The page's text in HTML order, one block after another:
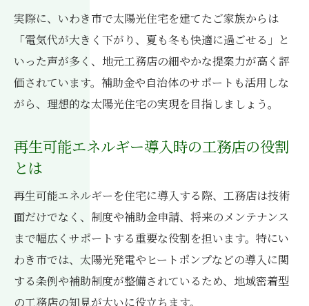
実際に、いわき市で太陽光住宅を建てたご家族からは
「電気代が大きく下がり、夏も冬も快適に過ごせる」と
いった声が多く、地元工務店の細やかな提案力が高く評
価されています。補助金や自治体のサポートも活用しな
がら、理想的な太陽光住宅の実現を目指しましょう。
再生可能エネルギー導入時の工務店の役割
とは
再生可能エネルギーを住宅に導入する際、工務店は技術
面だけでなく、制度や補助金申請、将来のメンテナンス
まで幅広くサポートする重要な役割を担います。特にい
わき市では、太陽光発電やヒートポンプなどの導入に関
する条例や補助制度が整備されているため、地域密着型
の工務店の知見が大いに役立ちます。